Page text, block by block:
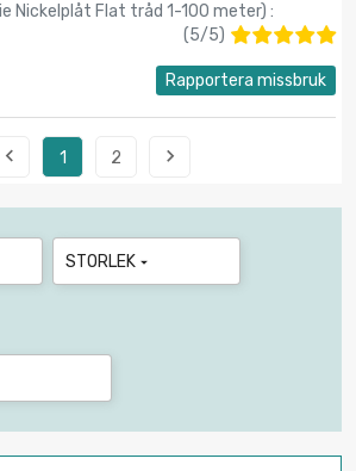
Nickelplåt Flat tråd 1-100 meter) :
(5/5)
Rapportera missbruk
 1 2 
STORLEK 